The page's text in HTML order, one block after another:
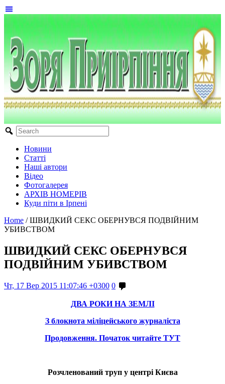
Новини
Статті
Наші автори
Відео
Фотогалерея
АРХІВ НОМЕРІВ
Куди піти в Ірпені
Home / ШВИДКИЙ СЕКС ОБЕРНУВСЯ ПОДВІЙНИМ
УБИВСТВОМ
ШВИДКИЙ СЕКС ОБЕРНУВСЯ
ПОДВІЙНИМ УБИВСТВОМ
Чт, 17 Вер 2015 11:07:46 +0300 0
ДВА РОКИ НА ЗЕМЛІ
З блокнота міліцейського журналіста
Продовження. Початок читайте ТУТ
Розчленований труп у центрі Києва